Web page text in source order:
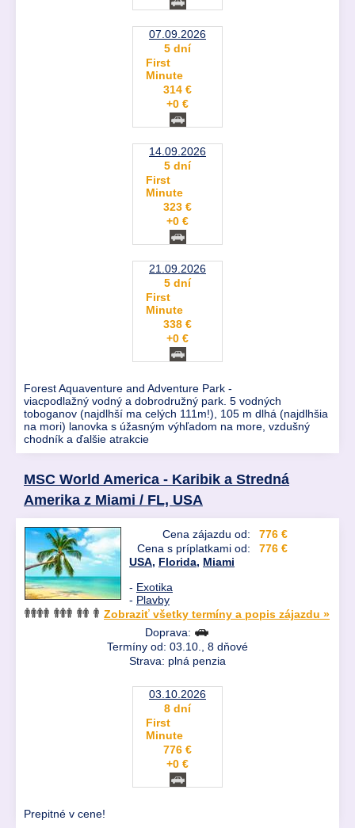
07.09.2026
5 dní
First
Minute
314 €
+0 €
14.09.2026
5 dní
First
Minute
323 €
+0 €
21.09.2026
5 dní
First
Minute
338 €
+0 €
Forest Aquaventure and Adventure Park -
viacpodlažný vodný a dobrodružný park. 5 vodných
toboganov (najdlhší ma celých 111m!), 105 m dlhá (najdlhšia
na mori) lanovka s úžasným výhľadom na more, vzdušný
chodník a ďalšie atrakcie
MSC World America - Karibik a Stredná
Amerika z Miami / FL, USA
Cena zájazdu od:
776 €
Cena s príplatkami od:
776 €
USA, Florida, Miami
- Exotika
- Plavby
Zobraziť všetky termíny a popis zájazdu »
Doprava:
Termíny od: 03.10., 8 dňové
Strava: plná penzia
03.10.2026
8 dní
First
Minute
776 €
+0 €
Prepitné v cene!